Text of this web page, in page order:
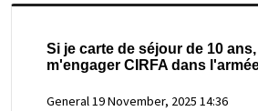
Si je carte de séjour de 10
m'engager CIRFA dans
General19 November, 2025 14:36